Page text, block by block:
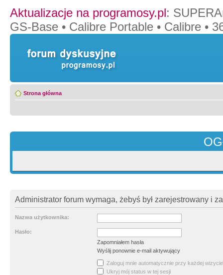
Aktualizacje na programosy.pl:
GS-Base • Calibre Portable • Calibre •
Strona główna
Administrator forum wymaga, żebyś był zarejestrowany i
Nazwa użytkownika:
Hasło:
Zapomniałem hasła
Wyślij ponownie e-mail aktywujący
Zaloguj mnie automatycznie przy każdej wizycie
Ukryj mój status w tej sesji